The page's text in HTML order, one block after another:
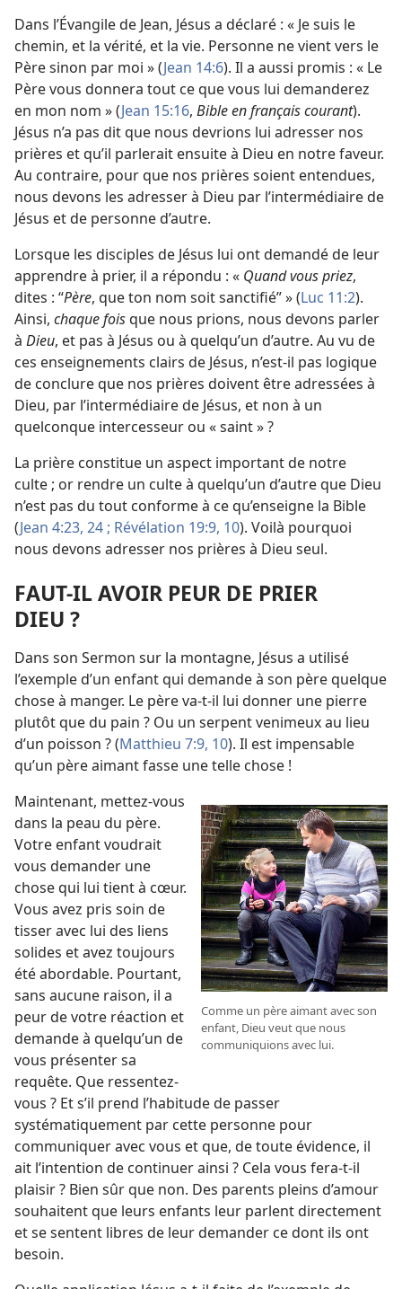
Dans l’Évangile de Jean, Jésus a déclaré : « Je suis le
chemin, et la vérité, et la vie. Personne ne vient vers le
Père sinon par moi » (Jean 14:6). Il a aussi promis : « Le
Père vous donnera tout ce que vous lui demanderez
en mon nom »(Jean 15:16, Bible en français courant).
Jésus n’a pas dit que nous devrions lui adresser nos
prières et qu’il parlerait ensuite à Dieu en notre faveur.
Au contraire, pour que nos prières soient entendues,
nous devons les adresser à Dieu par l’intermédiaire de
Jésus et de personne d’autre.
Lorsque les disciples de Jésus lui ont demandé de leur
apprendre à prier, il a répondu : « Quand vous priez,
dites : “Père, que ton nom soit sanctifié” » (Luc 11:2).
Ainsi, chaque foisque nous prions, nous devons parler
à Dieu, et pas à Jésus ou à quelqu’un d’autre. Au vu de
ces enseignements clairs de Jésus, n’est-il pas logique
de conclure que nos prières doivent être adressées à
Dieu, par l’intermédiaire de Jésus, et non à un
quelconque intercesseur ou « saint » ?
La prière constitue un aspect important de notre
culte ; or rendre un culte à quelqu’un d’autre que Dieu
n’est pas du tout conforme à ce qu’enseigne la Bible
(Jean 4:23, 24 ; Révélation 19:9, 10). Voilà pourquoi
nous devons adresser nos prières à Dieu seul.
FAUT-IL AVOIR PEUR DE PRIER
DIEU ?
Dans son Sermon sur la montagne, Jésus a utilisé
l’exemple d’un enfant qui demande à son père quelque
chose à manger. Le père va-t-il lui donner une pierre
plutôt que du pain ? Ou un serpent venimeux au lieu
d’un poisson ? (Matthieu 7:9, 10). Il est impensable
qu’un père aimant fasse une telle chose !
Comme un père aimant avec son
enfant, Dieu veut que nous
communiquions avec lui.
Maintenant, mettez-vous
dans la peau du père.
Votre enfant voudrait
vous demander une
chose qui lui tient à cœur.
Vous avez pris soin de
tisser avec lui des liens
solides et avez toujours
été abordable. Pourtant,
sans aucune raison, il a
peur de votre réaction et
demande à quelqu’un de
vous présenter sa
requête. Que ressentez-
vous ? Et s’il prend l’habitude de passer
systématiquement par cette personne pour
communiquer avec vous et que, de toute évidence, il
ait l’intention de continuer ainsi ? Cela vous fera-t-il
plaisir ? Bien sûr que non. Des parents pleins d’amour
souhaitent que leurs enfants leur parlent directement
et se sentent libres de leur demander ce dont ils ont
besoin.